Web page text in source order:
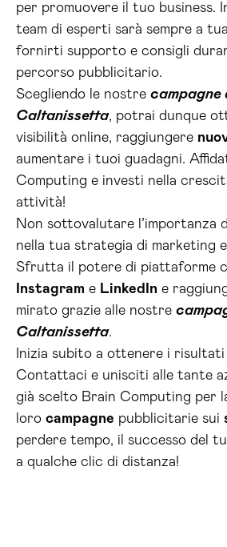
per promuovere il tuo business.
team di esperti sarà sempre a
fornirti supporto e consigli
percorso pubblicitario.
Scegliendo le nostre campagne
Caltanissetta, potrai dunque
visibilità online, raggiungere
aumentare i tuoi guadagni.
Computing e investi nella
attività!
Non sottovalutare l’importanza
nella tua strategia di marketing e
Sfrutta il potere di piattaforme
Instagram e LinkedIn e
mirato grazie alle nostre
Caltanissetta.
Inizia subito a ottenere i
Contattaci e unisciti alle tante
già scelto Brain Computing per
loro campagne pubblicitarie sui
perdere tempo, il successo del
a qualche clic di distanza!